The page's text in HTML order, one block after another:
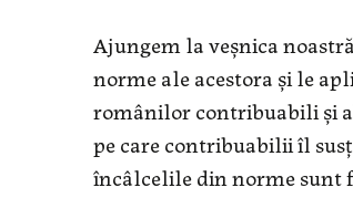
Ajungem la veșnica
norme ale acestora și le
românilor contribuabili și
pe care contribuabilii îl
încâlcelile din norme sunt